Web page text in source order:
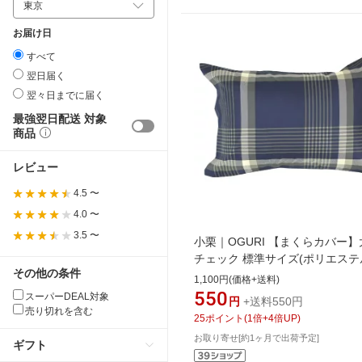
お届け日
すべて
翌日届く
翌々日までに届く
最強翌日配送 対象
商品
レビュー
4.5 〜
4.0 〜
3.5 〜
その他の条件
スーパーDEAL対象
売り切れを含む
ギフト
小栗｜OGURI 【まくらカバー】
チェック 標準サイズ(ポリエステ
100%/43×63cm)
1,100円(価格+送料)
550 円 +送料550円
25ポイント (1 倍+4倍UP)
お取り寄せ[約1ヶ月で出荷予定]